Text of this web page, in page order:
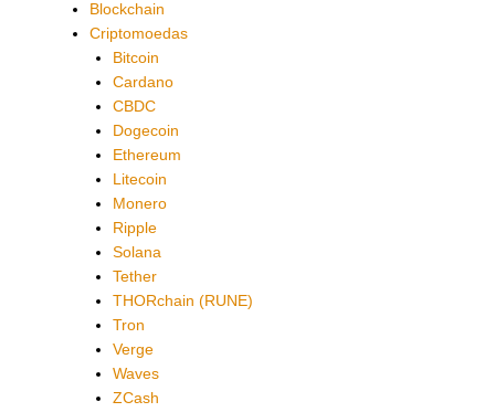
Blockchain
Criptomoedas
Bitcoin
Cardano
CBDC
Dogecoin
Ethereum
Litecoin
Monero
Ripple
Solana
Tether
THORchain (RUNE)
Tron
Verge
Waves
ZCash